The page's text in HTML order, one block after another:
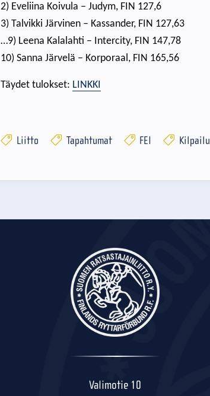
2) Eveliina Koivula – Judym, FIN 127,6
3) Talvikki Järvinen – Kassander, FIN 127,63
…9) Leena Kalalahti – Intercity, FIN 147,78
10) Sanna Järvelä – Korporaal, FIN 165,56
Täydet tulokset: LINKKI
Liitto Tapahtumat FEI Kilpailu
Valimotie 10